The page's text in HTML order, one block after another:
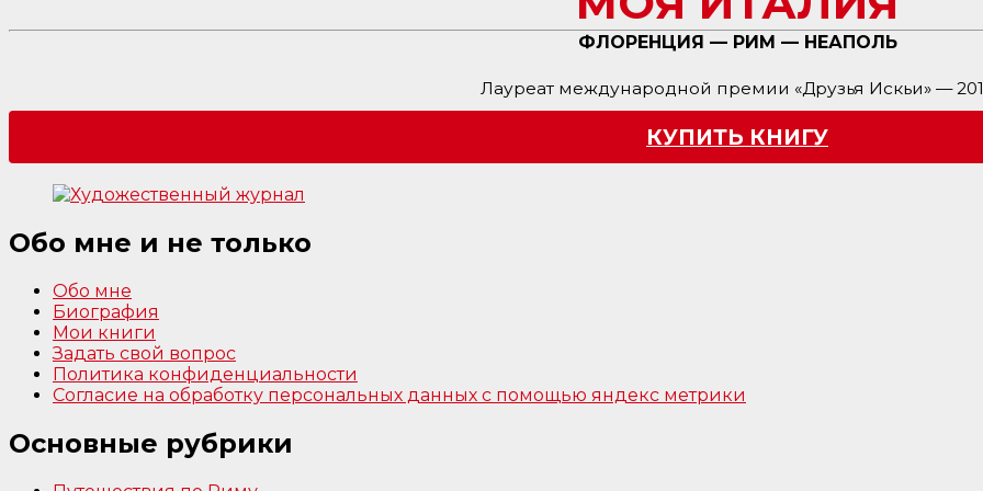
ФЛОРЕНЦИЯ — РИМ — НЕАПОЛЬ
Лауреат международной премии «Друзья Искьи» —
КУПИТЬ КНИГУ
Обо мне и не только
Обо мне
Биография
Мои книги
Задать свой вопрос
Политика конфиденциальности
Согласие на обработку персональных данных с помощью яндекс метрики
Основные рубрики